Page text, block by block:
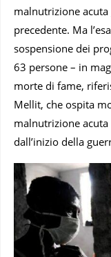
malnutrizione
precedente. Ma
sospensione dei
63 persone – in
morte di fame,
Mellit, che ospita
malnutrizione
dall’inizio della